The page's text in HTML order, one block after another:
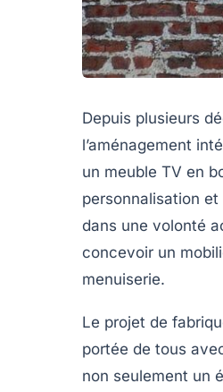
Depuis plusieurs
l’aménagement
un meuble TV en
personnalisation
dans une volonté
concevoir un
menuiserie.
Le projet de
portée de tous
non seulement un